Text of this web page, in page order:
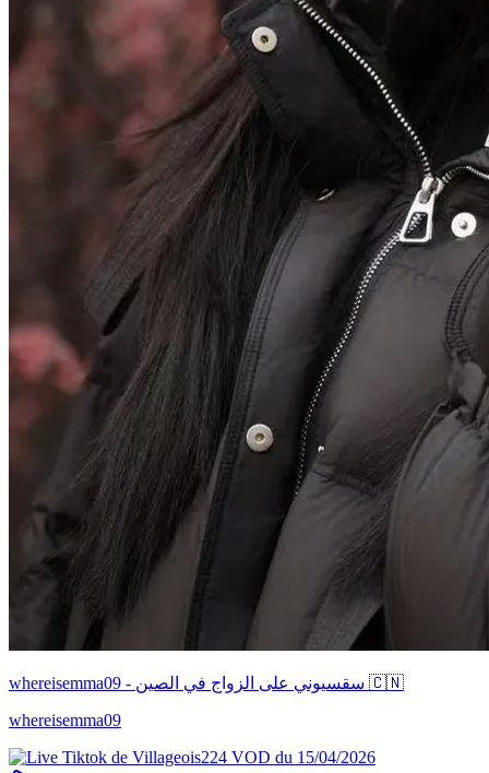
whereisemma09 - سقسيوني على الزواج في الصين 🇨🇳
whereisemma09